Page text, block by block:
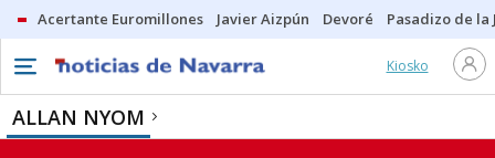
Acertante Euromillones Javier Aizpún Devoré Pasadizo de la
Kiosko
ALLAN NYOM